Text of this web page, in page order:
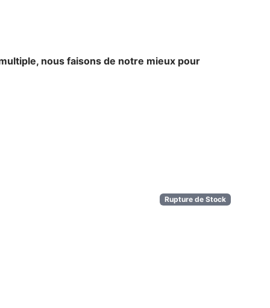
nous faisons de notre mieux pour
Rupture de Stock